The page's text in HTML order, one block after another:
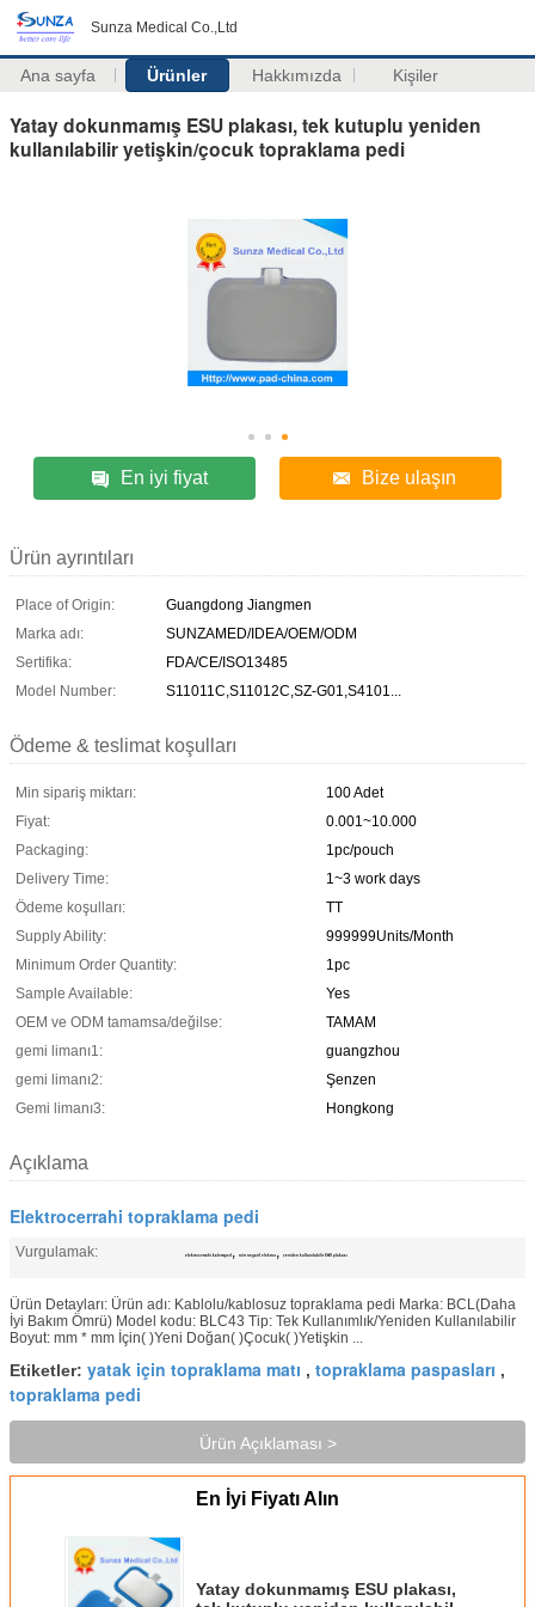
Sunza Medical Co.,Ltd
Ana sayfa Ürünler Hakkımızda Kişiler
Yatay dokunmamış ESU plakası, tek kutuplu yeniden
kullanılabilir yetişkin/çocuk topraklama pedi
En iyi fiyat Bize ulaşın
Ürün ayrıntıları
Place of Origin:
Guangdong Jiangmen
Marka adı:
SUNZAMED/IDEA/OEM/ODM
Sertifika:
FDA/CE/ISO13485
Model Number:
S11011C,S11012C,SZ-G01,S4101...
Ödeme & teslimat koşulları
Min sipariş miktarı:
100 Adet
Fiyat:
0.001~10.000
Packaging:
1pc/pouch
Delivery Time:
1~3 work days
Ödeme koşulları:
TT
Supply Ability:
999999Units/Month
Minimum Order Quantity:
1pc
Sample Available:
Yes
OEM ve ODM tamamsa/değilse:
TAMAM
gemi limanı1:
guangzhou
gemi limanı2:
Şenzen
Gemi limanı3:
Hongkong
Açıklama
Elektrocerrahi topraklama pedi
Vurgulamak: elektrocerrahi kalem/ped , nötr negatif elektrot , yeniden kullanılabilir ESU plakası
Ürün Detayları: Ürün adı: Kablolu/kablosuz topraklama pedi Marka: BCL(Daha
İyi Bakım Ömrü) Model kodu: BLC43 Tip: Tek Kullanımlık/Yeniden Kullanılabilir
Boyut: mm * mm İçin( )Yeni Doğan( )Çocuk( )Yetişkin ...
Etiketler: yatak için topraklama matı , topraklama paspasları ,
topraklama pedi
Ürün Açıklaması >
En İyi Fiyatı Alın
Yatay dokunmamış ESU plakası,